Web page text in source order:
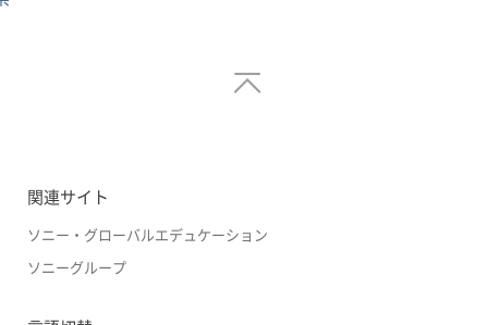
関連サイト
ソニー・グローバルエデュケーション
ソニーグループ